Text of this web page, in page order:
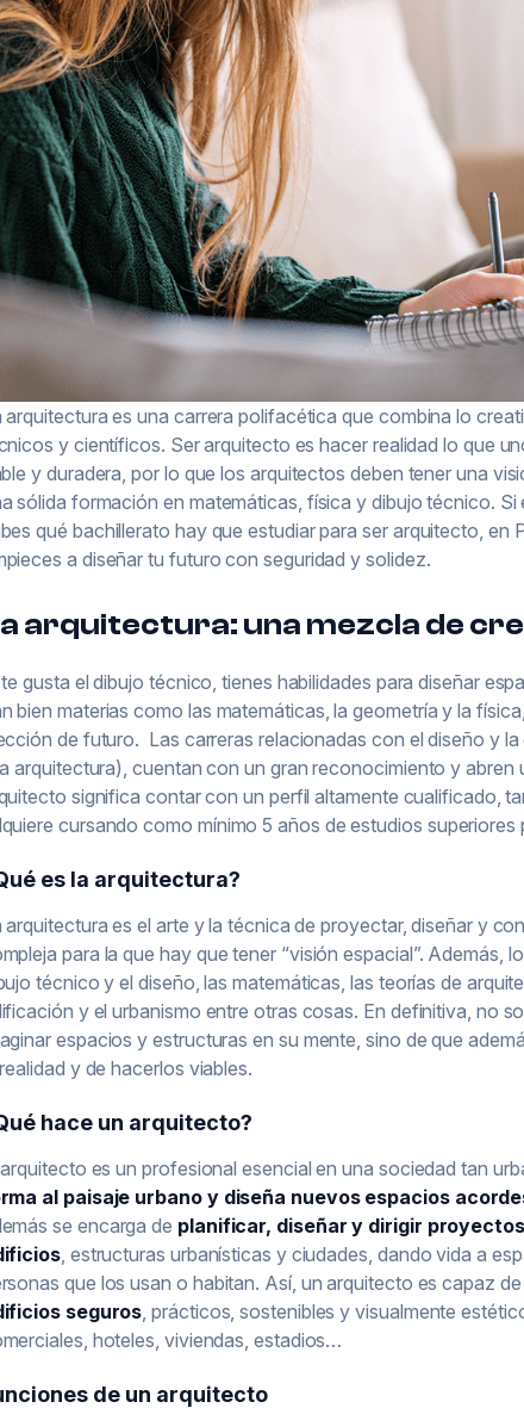
arquitectura es una carrera polifacética que combina lo
y científicos. Ser arquitecto es hacer realidad lo que
y duradera, por lo que los arquitectos deben tener una
sólida formación en matemáticas, física y dibujo técnico.
qué bachillerato hay que estudiar para ser arquitecto, en
a diseñar tu futuro con seguridad y solidez.
arquitectura: una mezcla de
gusta el dibujo técnico, tienes habilidades para diseñar
bien materias como las matemáticas, la geometría y la
de futuro. Las carreras relacionadas con el diseño y
arquitectura), cuentan con un gran reconocimiento y abren
significa contar con un perfil altamente cualificado,
cursando como mínimo 5 años de estudios
es la arquitectura?
arquitectura es el arte y la técnica de proyectar, diseñar y
para la que hay que tener “visión espacial”. Además,
técnico y el diseño, las matemáticas, las teorías de
y el urbanismo entre otras cosas. En definitiva, no
espacios y estructuras en su mente, sino de que
y de hacerlos viables.
hace un arquitecto?
es un profesional esencial en una sociedad tan
al paisaje urbano y diseña nuevos espacios
se encarga de planificar, diseñar y dirigir
, estructuras urbanísticas y ciudades, dando vida a
que los usan o habitan. Así, un arquitecto es capaz de
seguros , prácticos, sostenibles y visualmente
hoteles, viviendas, estadios…
de un arquitecto